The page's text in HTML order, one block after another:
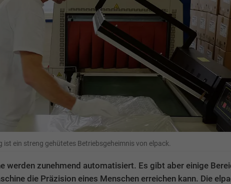
ist ein streng gehütetes Betriebsgeheimnis von elpack.
werden zunehmend automatisiert. Es gibt aber einige
die Präzision eines Menschen erreichen kann. Die